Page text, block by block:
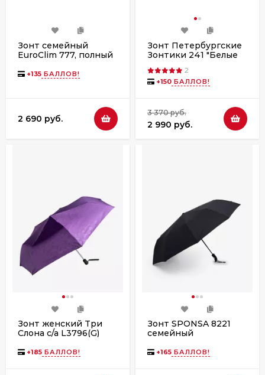
Зонт семейный
EuroClim 777, полный
купол, ручка крюк
+135 БАЛЛОВ!
2 690 руб.
Зонт Петербургские
Зонтики 241 "Белые
автомат 2
+150 БАЛЛОВ!
3 370 руб.
2 990 руб.
Зонт женский Три
Слона с/а L3796(G)
+185 БАЛЛОВ!
Зонт SPONSA 8221
семейный
+165 БАЛЛОВ!